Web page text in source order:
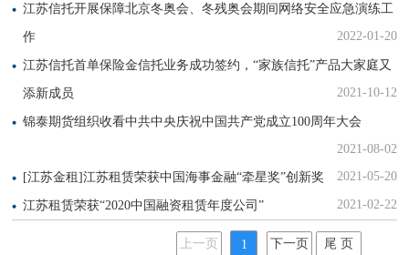
江苏信托开展保障北京冬奥会、冬残奥会期间网络安全应急演练工
作 2022-01-20
江苏信托首单保险金信托业务成功签约，“家族信托”产品大家庭又
添新成员 2021-10-12
锦泰期货组织收看中共中央庆祝中国共产党成立100周年大会
2021-08-02
[江苏金租]江苏租赁荣获中国海事金融“牵星奖”创新奖 2021-05-20
江苏租赁荣获“2020中国融资租赁年度公司” 2021-02-22
上一页 1 下一页 尾 页